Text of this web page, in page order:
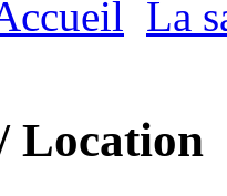
La
Location